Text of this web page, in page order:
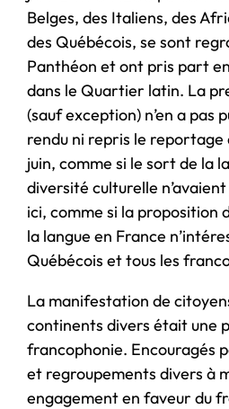
Belges, des Italiens, des
des Québécois, se sont
Panthéon et ont pris part
dans le Quartier latin. La
(sauf exception) n’en a pas
rendu ni repris le reportage
juin, comme si le sort de la
diversité culturelle
ici, comme si la proposition
la langue en France
Québécois et tous les
La manifestation de
continents divers était une
francophonie. Encouragés
et regroupements divers à
engagement en faveur du